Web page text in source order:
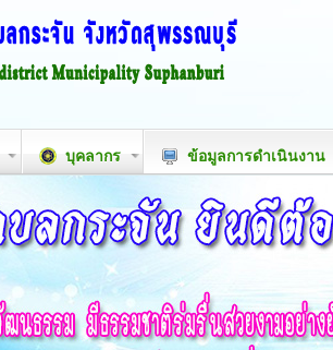
บุคลากร ข้อมูลการดำเนินงาน